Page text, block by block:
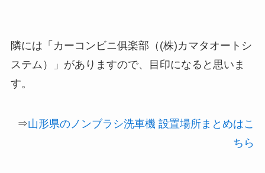
隣には「カーコンビニ俱楽部（(株)カマタオートシ
ステム）」がありますので、目印になると思いま
す。
⇒山形県のノンブラシ洗車機 設置場所まとめはこ
ちら